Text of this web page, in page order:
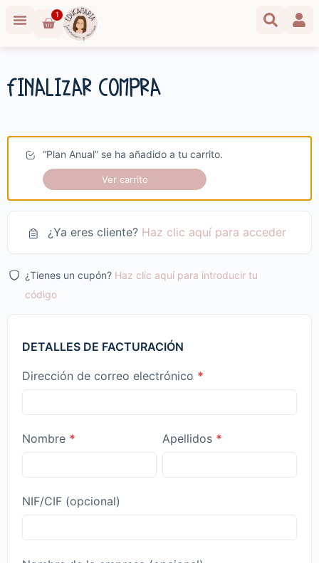
1
Finalizar compra
“Plan Anual” se ha añadido a tu carrito.
Ver carrito
¿Ya eres cliente? Haz clic aquí para acceder
¿Tienes un cupón? Haz clic aquí para introducir tu
código
DETALLES DE FACTURACIÓN
Dirección de correo electrónico *
Nombre * Apellidos *
NIF/CIF (opcional)